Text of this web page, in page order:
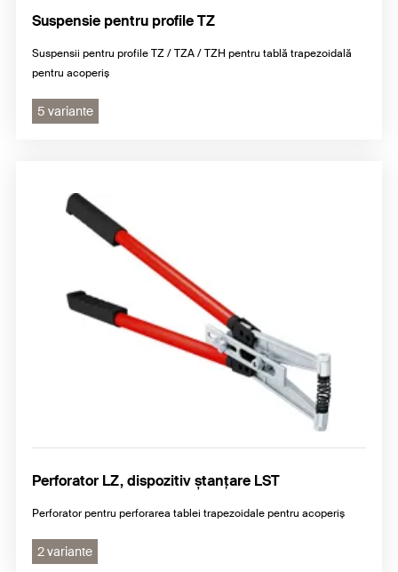
Suspensie pentru profile TZ
Suspensii pentru profile TZ / TZA / TZH pentru tablă trapezoidală
pentru acoperiș
5 variante
Perforator LZ, dispozitiv ștanțare LST
Perforator pentru perforarea tablei trapezoidale pentru acoperiș
2 variante